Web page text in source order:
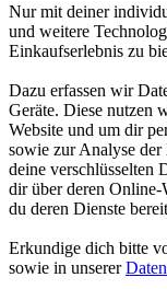
Nur mit deiner
und weitere
Einkaufserlebnis zu
Dazu erfassen wir
Geräte. Diese nutzen
Website und um dir
sowie zur Analyse
deine verschlüsselten
dir über deren Online-
du deren Dienste
Erkundige dich bitte
sowie in unserer